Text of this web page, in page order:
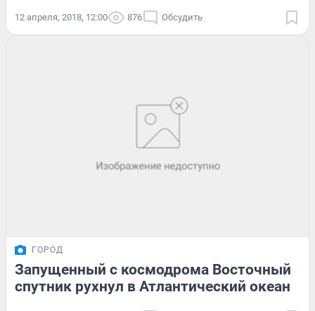
12 апреля, 2018, 12:00 876 Обсудить
ГОРОД
Запущенный с космодрома Восточный
спутник рухнул в Атлантический океан